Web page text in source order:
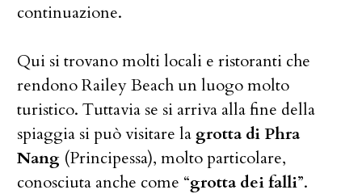
continuazione.
Qui si trovano molti locali e ristoranti che
rendono Railey Beach un luogo molto
turistico. Tuttavia se si arriva alla fine della
spiaggia si può visitare la grotta di Phra
Nang (Principessa), molto particolare,
conosciuta anche come “grotta dei falli”.